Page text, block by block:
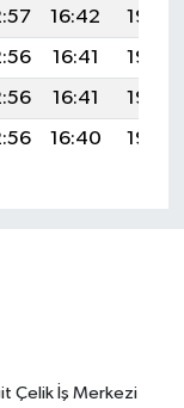
16:42
19:45
16:41
19:43
16:41
19:42
16:40 19:40
Çelik İş Merkezi